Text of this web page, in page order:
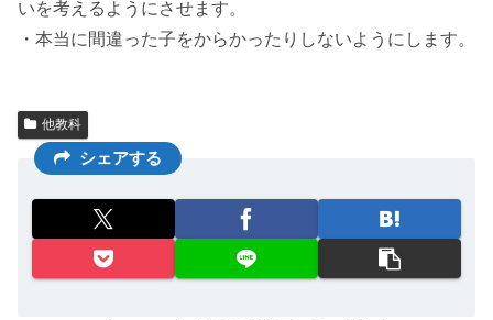
いを考えるようにさせます。
・本当に間違った子をからかったりしないようにします。
他教科
シェアする